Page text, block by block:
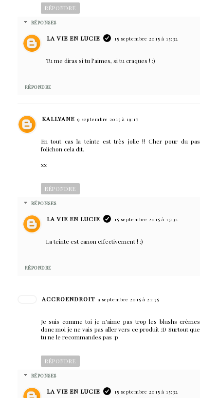
RÉPONDRE
RÉPONSES
LA VIE EN LUCIE 15 septembre 2015 à 15:32
Tu me diras si tu l'aimes, si tu craques ! :)
RÉPONDRE
KALLYANE 9 septembre 2015 à 19:17
En tout cas la teinte est très jolie !! Cher pour du pas
folichon cela dit.
xx
RÉPONDRE
RÉPONSES
LA VIE EN LUCIE 15 septembre 2015 à 15:32
La teinte est canon effectivement ! :)
RÉPONDRE
ACCROENDROIT 9 septembre 2015 à 21:35
Je suis comme toi je n'aime pas trop les blushs crèmes
donc moi je ne vais pas aller vers ce produit :D Surtout que
tu ne le recommandes pas :p
RÉPONDRE
RÉPONSES
LA VIE EN LUCIE 15 septembre 2015 à 15:32